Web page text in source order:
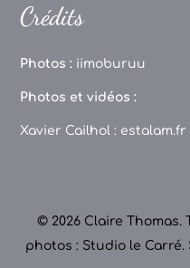
Crédits
Photos : iimoburuu
Photos et vidéos :
Xavier Cailhol : estalam.fr
© 2026 Claire Thomas.
photos : Studio le Carré.